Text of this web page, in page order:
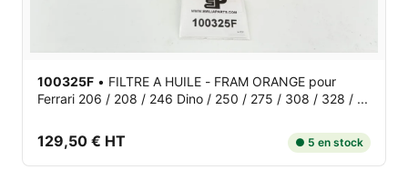
100325F • FILTRE A HUILE - FRAM ORANGE pour
Ferrari 206 / 208 / 246 Dino / 250 / 275 / 308 / 328 / ...
129,50 € HT ● 5 en stock